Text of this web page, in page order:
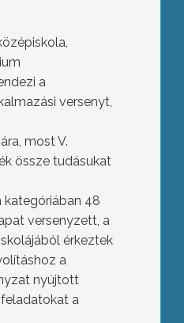
a
versenyt,
most V.
össze tudásukat
kategóriában 48
versenyzett, a
érkeztek
a
nyújtott
a